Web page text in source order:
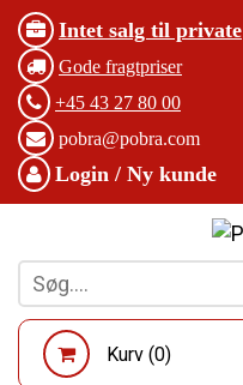
Intet salg til private
Gode fragtpriser
+45 43 27 80 00
pobra@pobra.com
Login / Ny kunde
Kurv (0)